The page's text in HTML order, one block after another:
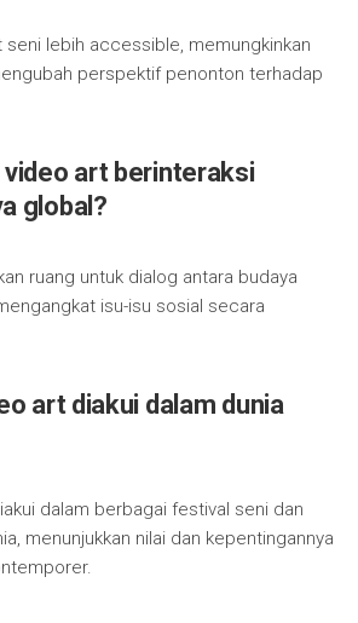
lebih accessible, memungkinkan
perspektif penonton terhadap
video art berinteraksi
global?
ruang untuk dialog antara budaya
isu-isu sosial secara
art diakui dalam dunia
dalam berbagai festival seni dan
menunjukkan nilai dan kepentingannya